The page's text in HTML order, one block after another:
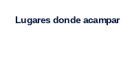
Lugares donde